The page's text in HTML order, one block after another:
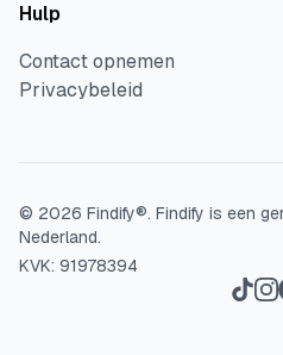
Hulp
Contact opnemen
Privacybeleid
© 2026 Findify®. Findify is een
Nederland.
KVK: 91978394